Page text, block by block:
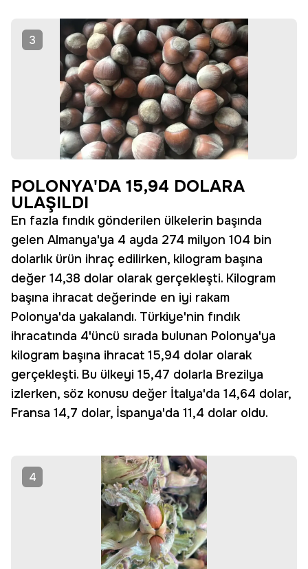
3
POLONYA'DA 15,94 DOLARA
ULAŞILDI
En fazla fındık gönderilen ülkelerin başında
gelen Almanya'ya 4 ayda 274 milyon 104 bin
dolarlık ürün ihraç edilirken, kilogram başına
değer 14,38 dolar olarak gerçekleşti. Kilogram
başına ihracat değerinde en iyi rakam
Polonya'da yakalandı. Türkiye'nin fındık
ihracatında 4'üncü sırada bulunan Polonya'ya
kilogram başına ihracat 15,94 dolar olarak
gerçekleşti. Bu ülkeyi 15,47 dolarla Brezilya
izlerken, söz konusu değer İtalya'da 14,64 dolar,
Fransa 14,7 dolar, İspanya'da 11,4 dolar oldu.
4